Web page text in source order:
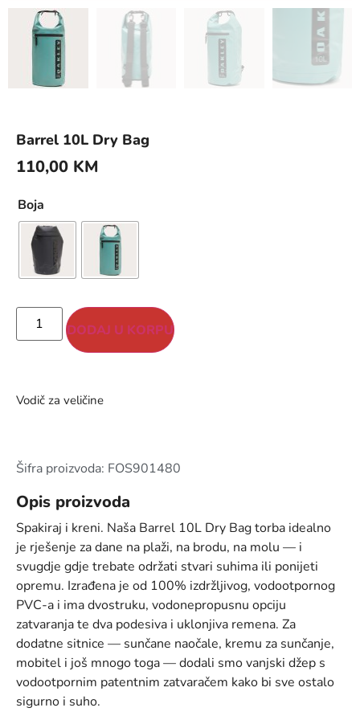
Barrel 10L Dry Bag
110,00 KM
Boja
DODAJ U KORPU
Vodič za veličine
Šifra proizvoda: FOS901480
Opis proizvoda
Spakiraj i kreni. Naša Barrel 10L Dry Bag torba idealno
je rješenje za dane na plaži, na brodu, na molu — i
svugdje gdje trebate održati stvari suhima ili ponijeti
opremu. Izrađena je od 100% izdržljivog, vodootpornog
PVC-a i ima dvostruku, vodonepropusnu opciju
zatvaranja te dva podesiva i uklonjiva remena. Za
dodatne sitnice — sunčane naočale, kremu za sunčanje,
mobitel i još mnogo toga — dodali smo vanjski džep s
vodootpornim patentnim zatvaračem kako bi sve ostalo
sigurno i suho.